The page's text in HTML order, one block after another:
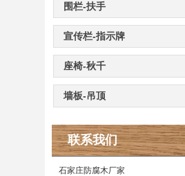
围栏-扶手
宣传栏-指示牌
座椅-秋千
墙板-吊顶
联系我们
石家庄防腐木厂家